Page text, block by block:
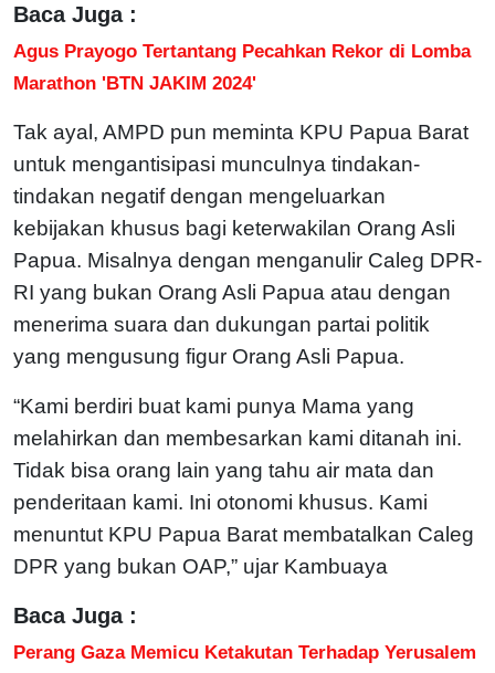
Baca Juga :
Agus Prayogo Tertantang Pecahkan Rekor di Lomba
Marathon 'BTN JAKIM 2024'
Tak ayal, AMPD pun meminta KPU Papua Barat
untuk mengantisipasi munculnya tindakan-
tindakan negatif dengan mengeluarkan
kebijakan khusus bagi keterwakilan Orang Asli
Papua. Misalnya dengan menganulir Caleg DPR-
RI yang bukan Orang Asli Papua atau dengan
menerima suara dan dukungan partai politik
yang mengusung figur Orang Asli Papua.
“Kami berdiri buat kami punya Mama yang
melahirkan dan membesarkan kami ditanah ini.
Tidak bisa orang lain yang tahu air mata dan
penderitaan kami. Ini otonomi khusus. Kami
menuntut KPU Papua Barat membatalkan Caleg
DPR yang bukan OAP,” ujar Kambuaya
Baca Juga :
Perang Gaza Memicu Ketakutan Terhadap Yerusalem